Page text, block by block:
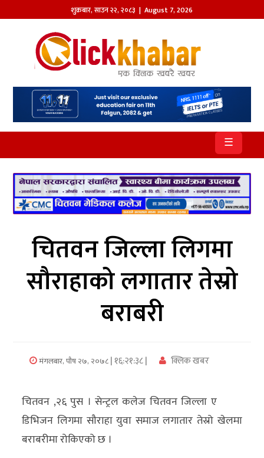
शुक्रबार,साउन२२,२०८३ | August 7, 2026
होमपेज
समाज
प्रदेश
आजको
पत्रिका
सम्पादकीय
राजनीति
अन्तर्राष्ट्रिय
अर्थ/
विज्ञान
अन्तरर्वार्ता
विचार/
☰
चितवन जिल्ला लिगमा
सौराहाको लगातार तेस्रो
बराबरी
मंगलबार, पौष २७, २०७८| १६:२१:३८ | क्लिक खबर
चितवन ,२६ पुस । सेन्ट्रल कलेज चितवन जिल्ला ए
डिभिजन लिगमा सौराहा युवा समाज लगातार तेस्रो खेलमा
बराबरीमा रोकिएको छ ।